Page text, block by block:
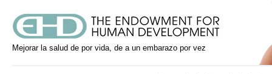
Mejorar la salud de por vida, de a un embarazo por vez